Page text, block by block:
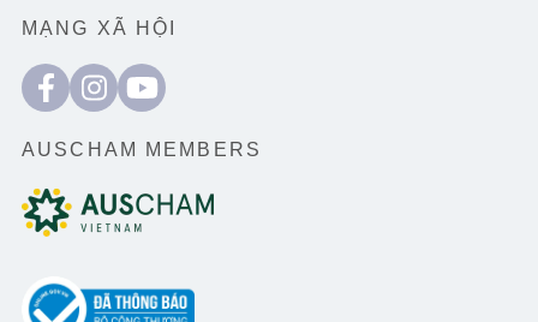
MẠNG XÃ HỘI
AUSCHAM MEMBERS